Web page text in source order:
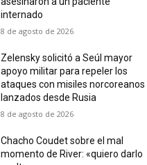
internado
8 de agosto de 2026
Zelensky solicitó a Seúl mayor
apoyo militar para repeler los
ataques con misiles norcoreanos
lanzados desde Rusia
8 de agosto de 2026
Chacho Coudet sobre el mal
momento de River: «quiero darlo